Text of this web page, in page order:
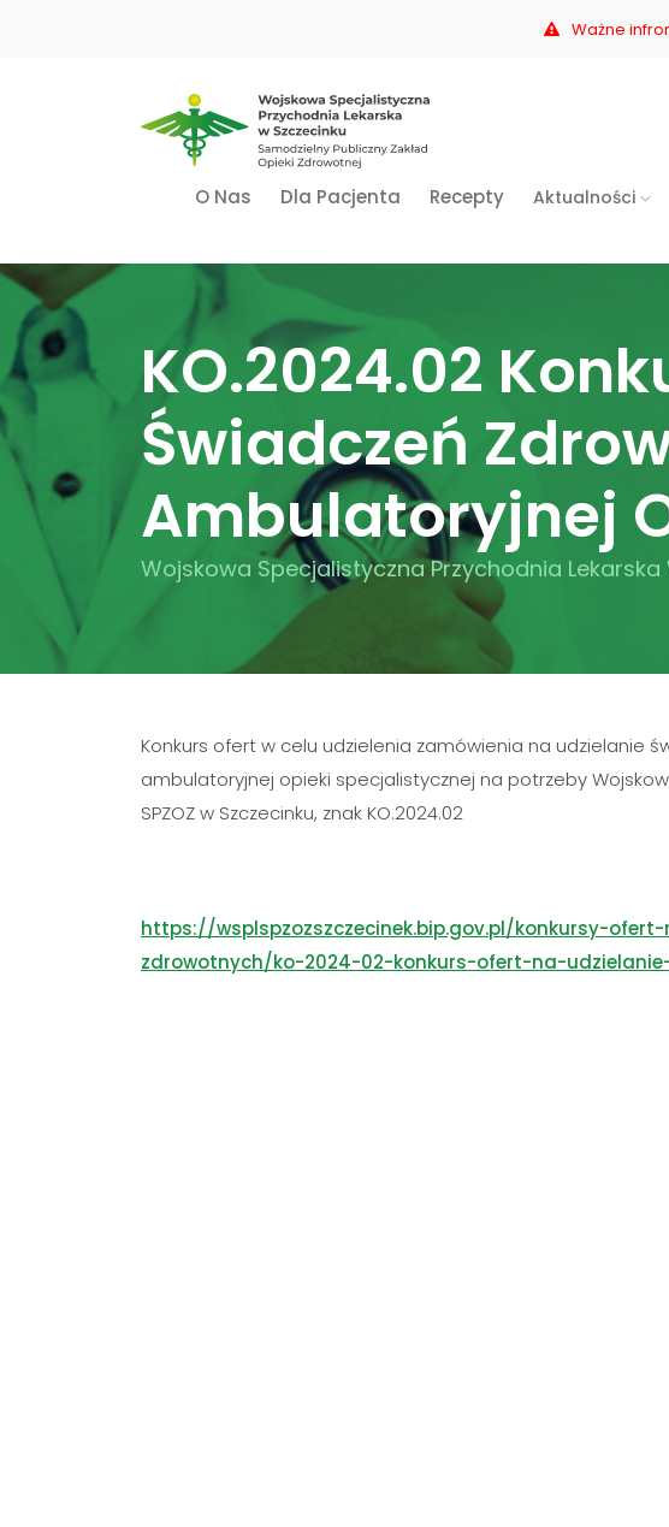
Ważne
O Nas Dla Pacjenta Recepty Aktualności
KO.2024.02
Świadczeń
Ambulatoryjnej
Wojskowa Specjalistyczna Przychodnia Lekarska
Konkurs ofert w celu udzielenia zamówienia na udzielanie
ambulatoryjnej opieki specjalistycznej na potrzeby
SPZOZ w Szczecinku, znak KO.2024.02
https://wsplspzozszczecinek.bip.gov.pl/konkursy-
zdrowotnych/ko-2024-02-konkurs-ofert-na-